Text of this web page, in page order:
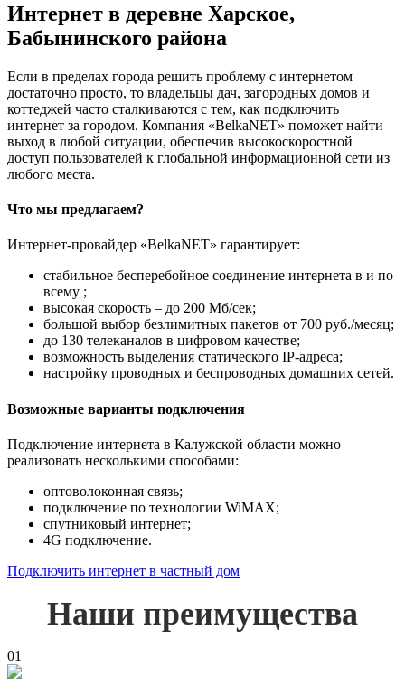
Интернет в деревне Харское,
Бабынинского района
Если в пределах города решить проблему с интернетом
достаточно просто, то владельцы дач, загородных домов и
коттеджей часто сталкиваются с тем, как подключить
интернет за городом. Компания «BelkaNET» поможет найти
выход в любой ситуации, обеспечив высокоскоростной
доступ пользователей к глобальной информационной сети из
любого места.
Что мы предлагаем?
Интернет-провайдер «BelkaNET» гарантирует:
стабильное бесперебойное соединение интернета в и по
всему ;
высокая скорость – до 200 Мб/сек;
большой выбор безлимитных пакетов от 700 руб./месяц;
до 130 телеканалов в цифровом качестве;
возможность выделения статического IP-адреса;
настройку проводных и беспроводных домашних сетей.
Возможные варианты подключения
Подключение интернета в Калужской области можно
реализовать несколькими способами:
оптоволоконная связь;
подключение по технологии WiMAX;
спутниковый интернет;
4G подключение.
Подключить интернет в частный дом
Наши преимущества
01